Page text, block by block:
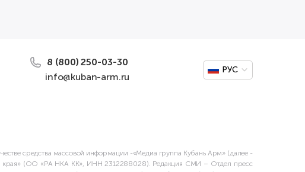
8 (800) 250-03-30
info@kuban-arm.ru
РУС
средства массовой информации -«Медиа группа Кубань Арм» (далее -
края» (ОО «РА НКА КК», ИНН 2312288028). Редакция СМИ – Отдел пресс